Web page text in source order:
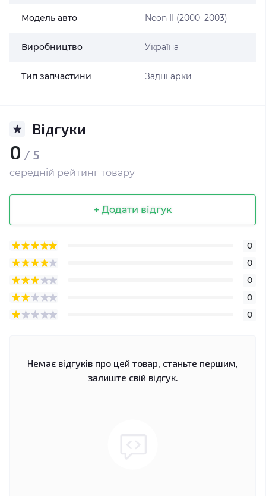
Модель авто Neon II (2000–2003)
Виробництво Україна
Тип запчастини Задні арки
Відгуки
0 / 5
середній рейтинг товару
+ Додати відгук
0
0
0
0
0
Немає відгуків про цей товар, станьте першим,
залиште свій відгук.